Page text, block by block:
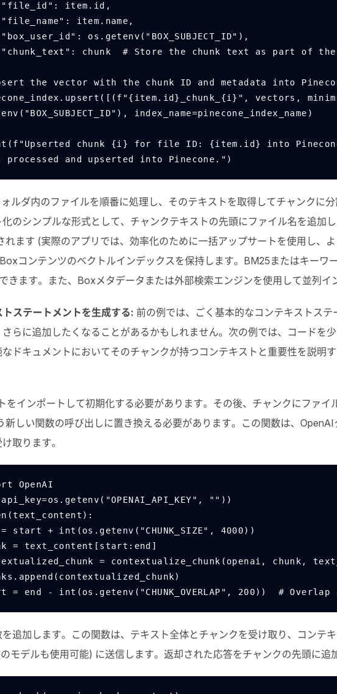
                "file_id": item.id,
                "file_name": item.name,
                "box_user_id": os.getenv("BOX_SUBJECT_ID"),
"chunk_text": chunk  # Store the chunk text as part of
# Upsert the vector with the chunk ID and metadata into
index_name=pinecone_index_name)
print(f"Upserted chunk {i} for file ID: {item.id} into
and upserted into Pinecone.")
ォルダ内のファイルを順番に処理し、そのテキストを取得してチャンクに
のシンプルな形式として、チャンクテキストの先頭にファイル名を追加
れます (実際のアプリでは、効率化のために一括アップサートを使用し、
Boxコンテンツのベクトルインデックスを保持します。 BM25 またはキーワ
きます。また、 Boxメタデータまたは外部検索エンジンを使用して並列イ
ステートメントを生成する: 前の例では、ごく基本的なコンテキストス
らに追加したくなることがあるかもしれません。次の例では、コードを
ドキュメントにおいてそのチャンクが持つコンテキストと重要性を説明
をインポートして初期化する必要があります。その後、チャンクにファイ
新しい関数の呼び出しに置き換える必要があります。この関数は、 OpenAI
取ります。
OpenAI
""))
end = start + int(os.getenv("CHUNK_SIZE", 4000))
chunk = text_content[start:end]
contextualized_chunk = contextualize_chunk(openai, chunk,
chunks.append(contextualized_chunk)
start = end - int(os.getenv("CHUNK_OVERLAP", 200))  #
追加します。この関数は、テキスト全体とチャンクを受け取り、コンテ
モデルも使用可能) に送信します。返却された応答をチャンクの先頭に追